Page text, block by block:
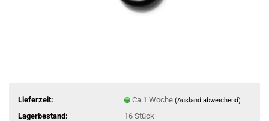
Lieferzeit: Ca.1 Woche (Ausland abweichend)
Lagerbestand: 16 Stück